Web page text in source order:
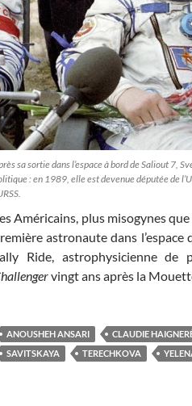
sa sortie dans l’espace à bord de Saliout 7,
: en 1989, elle est devenue députée de
Américains, plus misogynes
astronaute dans l’espace
Ride, astrophysicienne
vingt ans après la
ANOUSHEH ANSARI CLAUDIE
SAVITSKAYA
TERECHKOVA